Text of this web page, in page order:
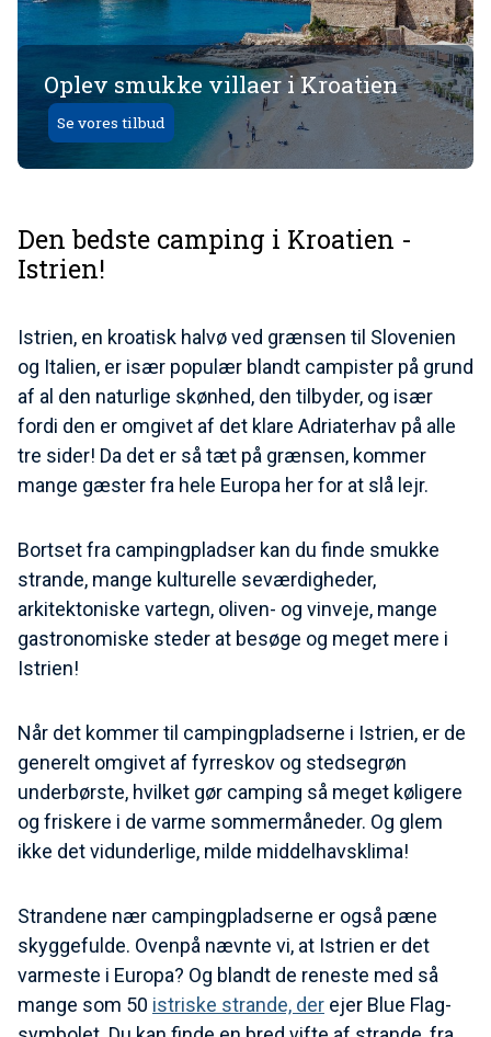
Oplev smukke villaer i Kroatien
Se vores tilbud
Den bedste camping i Kroatien -
Istrien!
Istrien, en kroatisk halvø ved grænsen til Slovenien
og Italien, er især populær blandt campister på grund
af al den naturlige skønhed, den tilbyder, og især
fordi den er omgivet af det klare Adriaterhav på alle
tre sider! Da det er så tæt på grænsen, kommer
mange gæster fra hele Europa her for at slå lejr.
Bortset fra campingpladser kan du finde smukke
strande, mange kulturelle seværdigheder,
arkitektoniske vartegn, oliven- og vinveje, mange
gastronomiske steder at besøge og meget mere i
Istrien!
Når det kommer til campingpladserne i Istrien, er de
generelt omgivet af fyrreskov og stedsegrøn
underbørste, hvilket gør camping så meget køligere
og friskere i de varme sommermåneder. Og glem
ikke det vidunderlige, milde middelhavsklima!
Strandene nær campingpladserne er også pæne
skyggefulde. Ovenpå nævnte vi, at Istrien er det
varmeste i Europa? Og blandt de reneste med så
mange som 50 istriske strande, der ejer Blue Flag-